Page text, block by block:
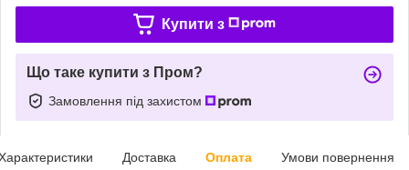
Купити з
Що таке купити з Пром?
Замовлення під захистом
Доставка Оплата Умови повернення